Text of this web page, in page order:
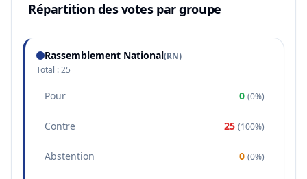
Répartition des votes par groupe
Rassemblement National(RN)
Total :25
Pour 0 (0%)
Contre 25 (100%)
Abstention 0 (0%)